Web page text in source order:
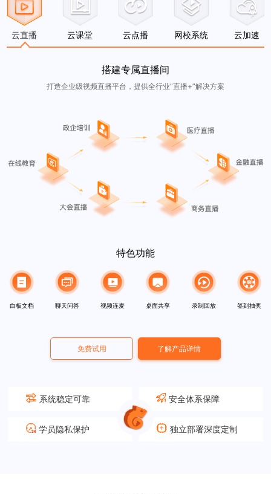
云直播 云课堂 云点播 网校系统 云加速
搭建专属直播间
打造企业级视频直播平台，提供全行业“直播+”解决方案
特色功能
白板文档 聊天问答 视频连麦 桌面共享 录制回放 签到抽奖
免费试用 了解产品详情
系统稳定可靠 安全体系保障
学员隐私保护 独立部署深度定制